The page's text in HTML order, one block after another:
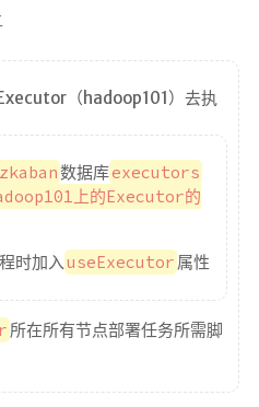
（hadoop101）去执
数据库executors
上的Executor的
时加入useExecutor 属性
所在所有节点部署任务所需脚